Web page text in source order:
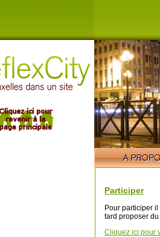
Participer
Pour participer
tard proposer
Cliquez ici pour